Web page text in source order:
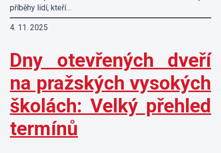
příběhy lidí, kteří…
4. 11. 2025
Dny otevřených dveří
na pražských vysokých
školách: Velký přehled
termínů